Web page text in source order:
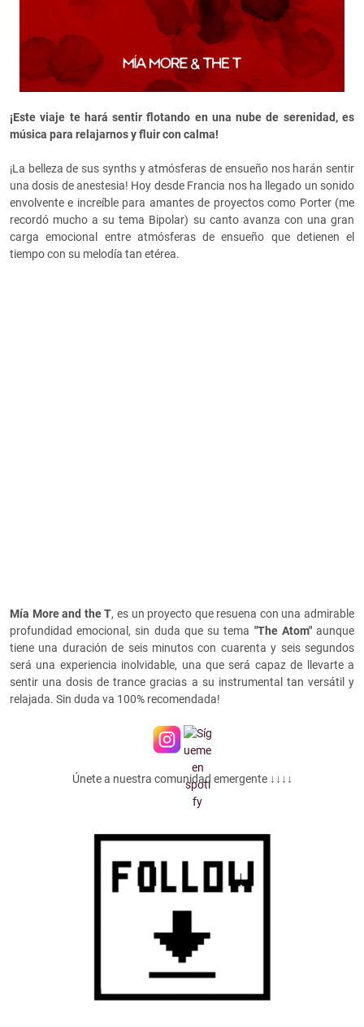
¡Este viaje te hará sentir flotando en una nube de serenidad, es
música para relajarnos y fluir con calma!
¡La belleza de sus synths y atmósferas de ensueño nos harán sentir
una dosis de anestesia! Hoy desde Francia nos ha llegado un sonido
envolvente e increíble para amantes de proyectos como Porter (me
recordó mucho a su tema Bipolar) su canto avanza con una gran
carga emocional entre atmósferas de ensueño que detienen el
tiempo con su melodía tan etérea.
Mía More and the T, es un proyecto que resuena con una admirable
profundidad emocional, sin duda que su tema "The Atom"aunque
tiene una duración de seis minutos con cuarenta y seis segundos
será una experiencia inolvidable, una que será capaz de llevarte a
sentir una dosis de trance gracias a su instrumental tan versátil y
relajada. Sin duda va 100% recomendada!
Únete a nuestra comunidad emergente ↓↓↓↓